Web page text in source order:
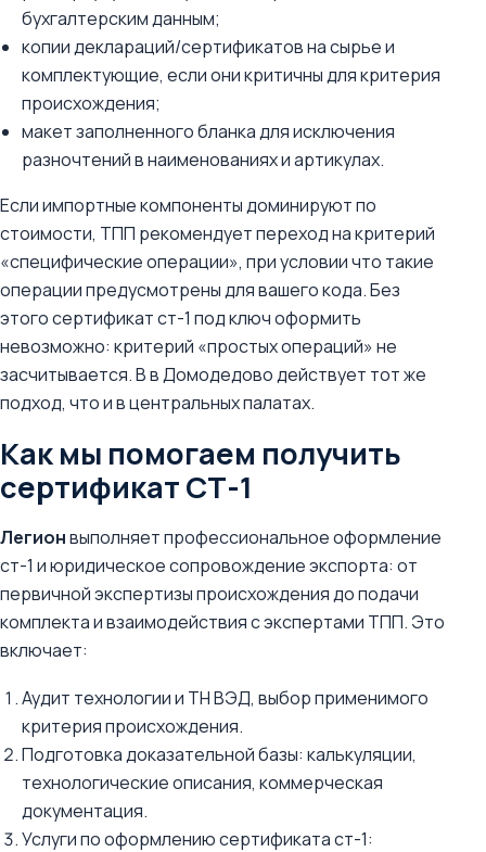
бухгалтерским данным;
копии деклараций/сертификатов на сырье и
комплектующие, если они критичны для критерия
происхождения;
макет заполненного бланка для исключения
разночтений в наименованиях и артикулах.
Если импортные компоненты доминируют по
стоимости, ТПП рекомендует переход на критерий
«специфические операции», при условии что такие
операции предусмотрены для вашего кода. Без
этого сертификат ст-1 под ключ оформить
невозможно: критерий «простых операций» не
засчитывается. В в Домодедово действует тот же
подход, что и в центральных палатах.
Как мы помогаем получить
сертификат СТ-1
Легионвыполняет профессиональное оформление
ст-1 и юридическое сопровождение экспорта: от
первичной экспертизы происхождения до подачи
комплекта и взаимодействия с экспертами ТПП. Это
включает:
Аудит технологии и ТН ВЭД, выбор применимого
критерия происхождения.
Подготовка доказательной базы: калькуляции,
технологические описания, коммерческая
документация.
Услуги по оформлению сертификата ст-1: